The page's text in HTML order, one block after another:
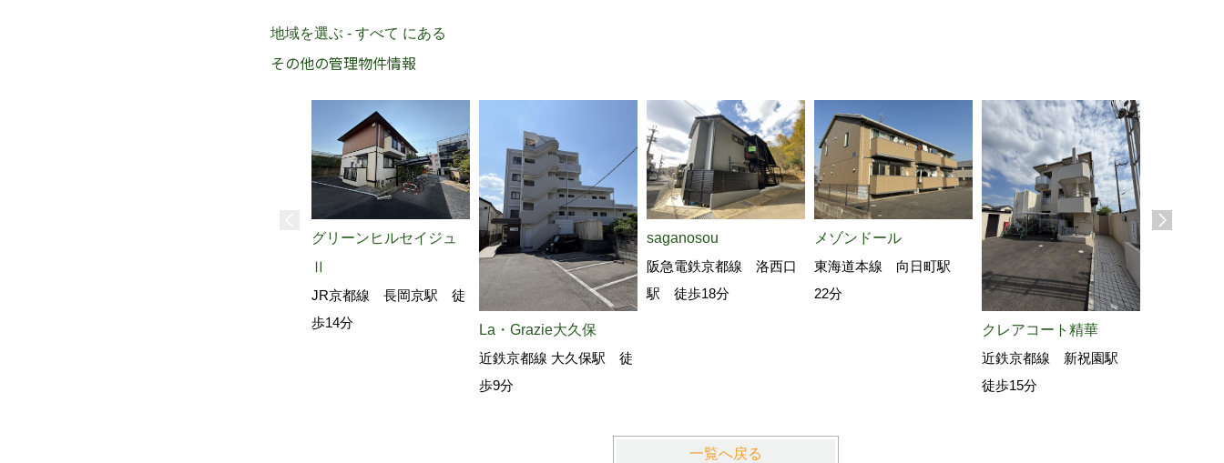
地域を選ぶ - すべて にある
その他の管理物件情報
グリーンヒルセイジュ
Ⅱ
JR京都線 長岡京駅 徒
歩14分
La・Grazie大久保
近鉄京都線 大久保駅 徒
歩9分
saganosou
阪急電鉄京都線 洛西口
駅 徒歩18分
メゾンドール
東海道本線 向日町駅
22分
クレアコート精華
近鉄京都線 新祝園駅
徒歩15分
一覧へ戻る